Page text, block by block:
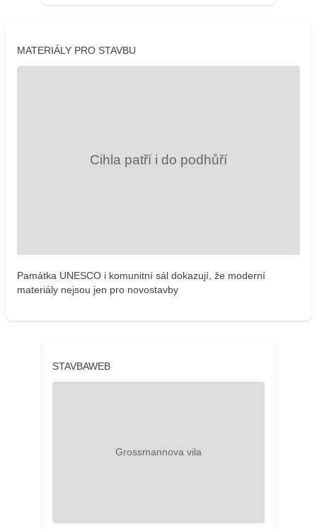
MATERIÁLY PRO STAVBU
Památka UNESCO i komunitní sál dokazují, že moderní
materiály nejsou jen pro novostavby
STAVBAWEB